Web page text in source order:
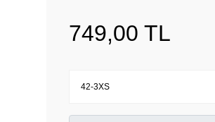
749,00 TL